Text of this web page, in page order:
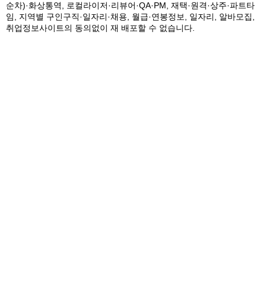
순차)·화상통역, 로컬라이저·리뷰어·QA·PM, 재택·원격·상주·파트타
임, 지역별 구인구직·일자리·채용, 월급·연봉정보, 일자리, 알바모집,
취업정보사이트의 동의없이 재 배포할 수 없습니다.